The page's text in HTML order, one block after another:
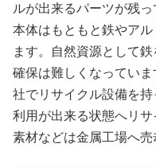
ルが出来るパーツが残
本体はもともと鉄やア
ます。自然資源として
確保は難しくなってい
社でリサイクル設備を
利用が出来る状態へリ
素材などは金属工場へ売